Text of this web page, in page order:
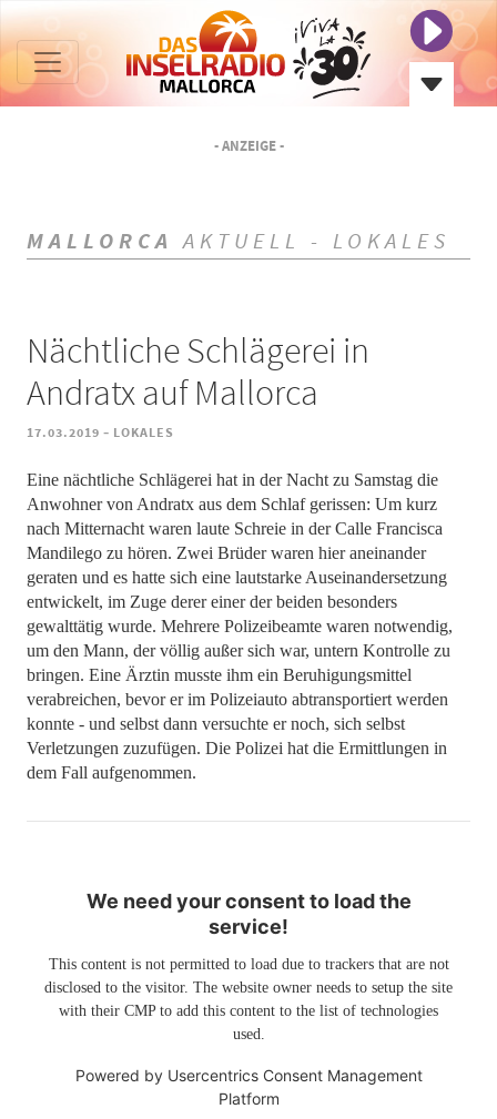
- ANZEIGE -
MALLORCA AKTUELL - LOKALES
Nächtliche Schlägerei in
Andratx auf Mallorca
17.03.2019 - LOKALES
Eine nächtliche Schlägerei hat in der Nacht zu Samstag die
Anwohner von Andratx aus dem Schlaf gerissen: Um kurz
nach Mitternacht waren laute Schreie in der Calle Francisca
Mandilego zu hören. Zwei Brüder waren hier aneinander
geraten und es hatte sich eine lautstarke Auseinandersetzung
entwickelt, im Zuge derer einer der beiden besonders
gewalttätig wurde. Mehrere Polizeibeamte waren notwendig,
um den Mann, der völlig außer sich war, untern Kontrolle zu
bringen. Eine Ärztin musste ihm ein Beruhigungsmittel
verabreichen, bevor er im Polizeiauto abtransportiert werden
konnte - und selbst dann versuchte er noch, sich selbst
Verletzungen zuzufügen. Die Polizei hat die Ermittlungen in
dem Fall aufgenommen.
We need your consent to load the
service!
This content is not permitted to load due to trackers that are not
disclosed to the visitor. The website owner needs to setup the site
with their CMP to add this content to the list of technologies
used.
Powered by Usercentrics Consent Management
Platform